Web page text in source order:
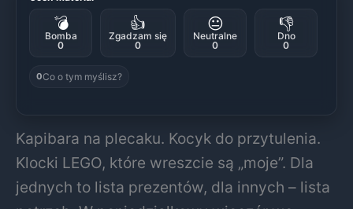
💣
Bomba
0
👍
Zgadzam się
0
😐
Neutralne
0
👎
Dno
0
0Co o tym myślisz?
Kapibara na plecaku. Kocyk do przytulenia.
Klocki LEGO, które wreszcie są „moje”. Dla
jednych to lista prezentów, dla innych – lista